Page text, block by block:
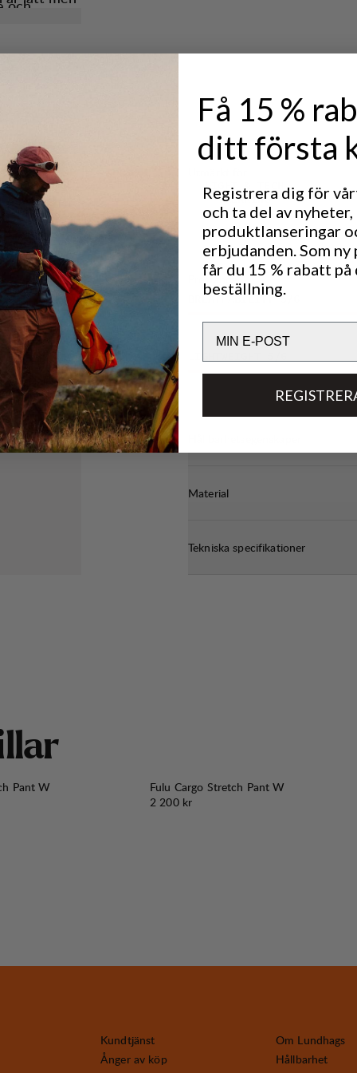
och
dagen.
och
LIGHT & TECH
TREKKING
Prestanda
5
Material
Tekniska specifikationer
llar
Pant W
Fulu Cargo Stretch Pant W
Pris:
2 200 kr
Kundtjänst
Ånger av köp
Om Lundhags
Hållbarhet
Få 15 %
ditt första
Registrera dig för
och ta del av nyheter,
produktlanseringar
erbjudanden. Som
får du 15 % rabatt
beställning.